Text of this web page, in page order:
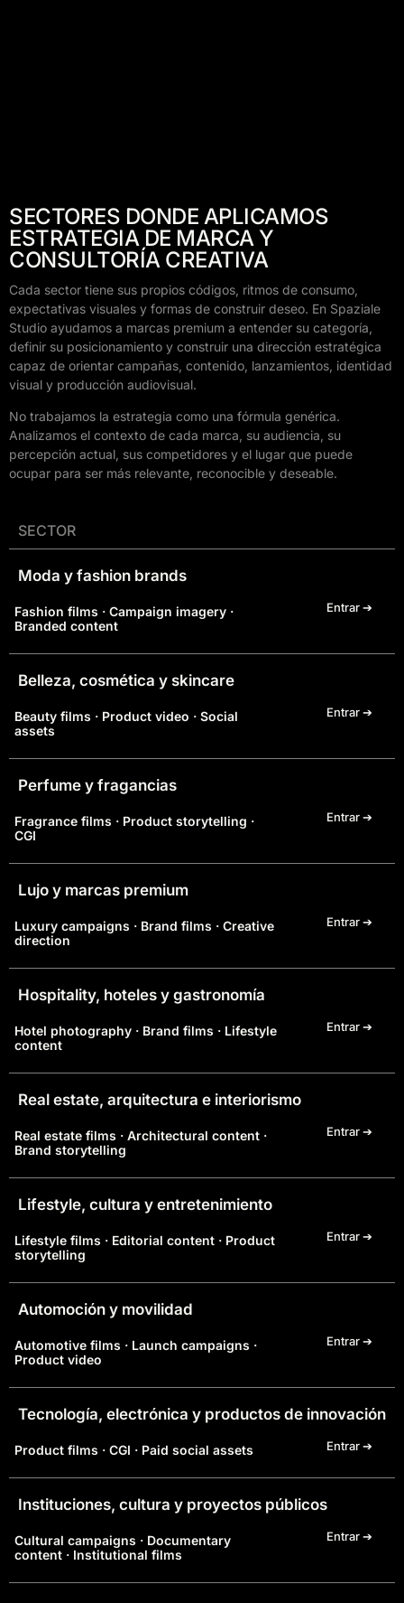
SECTORES DONDE APLICAMOS
ESTRATEGIA DE MARCA Y
CONSULTORÍA CREATIVA
Cada sector tiene sus propios códigos, ritmos de consumo,
expectativas visuales y formas de construir deseo. En Spaziale
Studio ayudamos a marcas premium a entender su categoría,
definir su posicionamiento y construir una dirección estratégica
capaz de orientar campañas, contenido, lanzamientos, identidad
visual y producción audiovisual.
No trabajamos la estrategia como una fórmula genérica.
Analizamos el contexto de cada marca, su audiencia, su
percepción actual, sus competidores y el lugar que puede
ocupar para ser más relevante, reconocible y deseable.
SECTOR
Moda y fashion brands
Fashion films · Campaign imagery ·
Branded content
Entrar ➔
Belleza, cosmética y skincare
Beauty films · Product video · Social
assets
Entrar ➔
Perfume y fragancias
Fragrance films · Product storytelling ·
CGI
Entrar ➔
Lujo y marcas premium
Luxury campaigns · Brand films · Creative
direction
Entrar ➔
Hospitality, hoteles y gastronomía
Hotel photography · Brand films · Lifestyle
content
Entrar ➔
Real estate, arquitectura e interiorismo
Real estate films · Architectural content ·
Brand storytelling
Entrar ➔
Lifestyle, cultura y entretenimiento
Lifestyle films · Editorial content · Product
storytelling
Entrar ➔
Automoción y movilidad
Automotive films · Launch campaigns ·
Product video
Entrar ➔
Tecnología, electrónica y productos de innovación
Product films · CGI · Paid social assets Entrar ➔
Instituciones, cultura y proyectos públicos
Cultural campaigns · Documentary
content · Institutional films
Entrar ➔